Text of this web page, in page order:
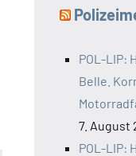
POL-LIP:
Belle.
7. August
POL-LIP: